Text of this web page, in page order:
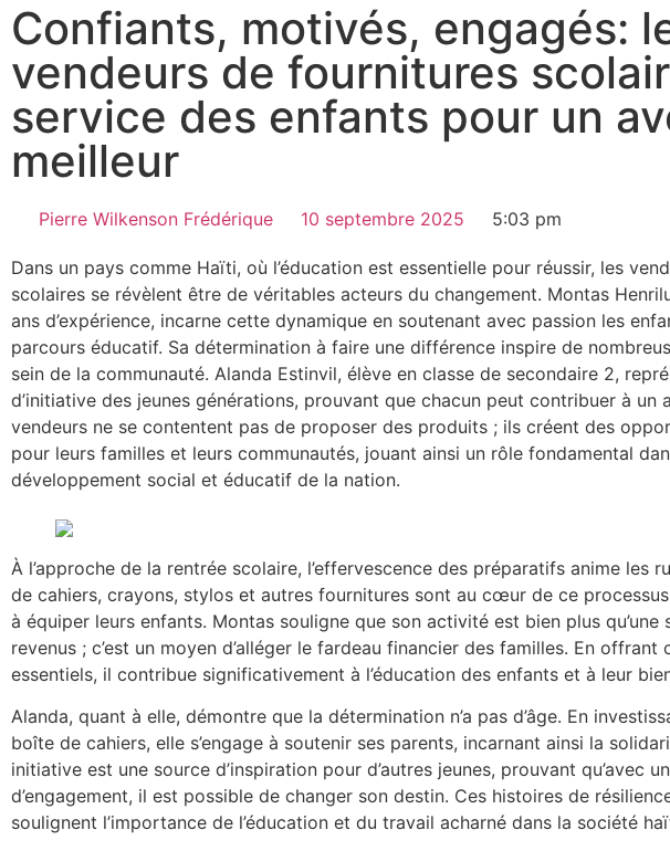
Confiants, motivés, engagés:
vendeurs de fournitures
service des enfants pour un
meilleur
Pierre Wilkenson Frédérique 10 septembre 2025 5:03 pm
Dans un pays comme Haïti, où l’éducation est essentielle pour réussir, les
scolaires se révèlent être de véritables acteurs du changement. Montas
ans d’expérience, incarne cette dynamique en soutenant avec passion les
parcours éducatif. Sa détermination à faire une différence inspire de
sein de la communauté. Alanda Estinvil, élève en classe de secondaire 2,
d’initiative des jeunes générations, prouvant que chacun peut contribuer à un
vendeurs ne se contentent pas de proposer des produits ; ils créent des
pour leurs familles et leurs communautés, jouant ainsi un rôle fondamental
développement social et éducatif de la nation.
À l’approche de la rentrée scolaire, l’effervescence des préparatifs anime les
de cahiers, crayons, stylos et autres fournitures sont au cœur de ce
à équiper leurs enfants. Montas souligne que son activité est bien plus qu’une
revenus ; c’est un moyen d’alléger le fardeau financier des familles. En offrant
essentiels, il contribue significativement à l’éducation des enfants et à leur
Alanda, quant à elle, démontre que la détermination n’a pas d’âge. En
boîte de cahiers, elle s’engage à soutenir ses parents, incarnant ainsi la
initiative est une source d’inspiration pour d’autres jeunes, prouvant qu’avec
d’engagement, il est possible de changer son destin. Ces histoires de
soulignent l’importance de l’éducation et du travail acharné dans la société